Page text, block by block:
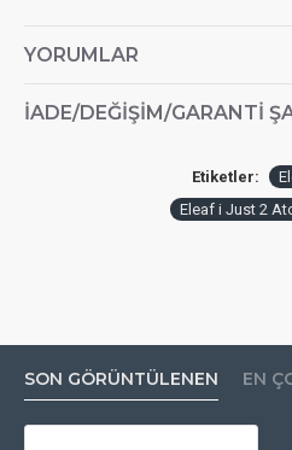
YORUMLAR
İADE/DEĞIŞIM/GARANTI
Etiketler:
Eleaf i Just 2
SON GÖRÜNTÜLENEN EN